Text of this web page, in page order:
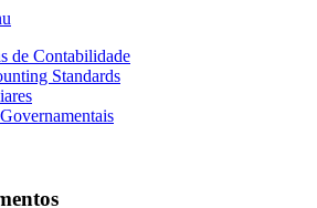
de Contabilidade
Standards